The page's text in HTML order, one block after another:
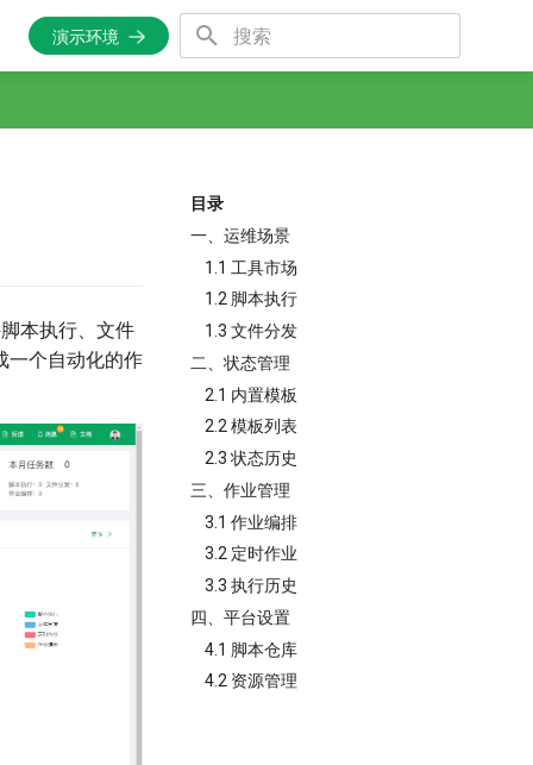
演示环境
目录
一、运维场景
1.1 工具市场
1.2 脚本执行
1.3 文件分发
二、状态管理
2.1 内置模板
2.2 模板列表
2.3 状态历史
三、作业管理
3.1 作业编排
3.2 定时作业
3.3 执行历史
四、平台设置
4.1 脚本仓库
4.2 资源管理
本执行、文件
一个自动化的作